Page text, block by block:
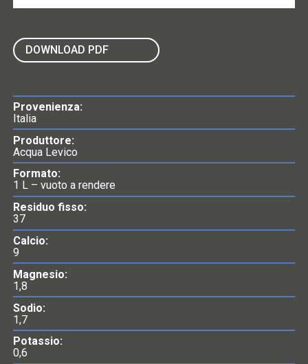
DOWNLOAD PDF
Provenienza:
Italia
Produttore:
Acqua Levico
Formato:
1 L – vuoto a rendere
Residuo fisso:
37
Calcio:
9
Magnesio:
1,8
Sodio:
1,7
Potassio:
0,6